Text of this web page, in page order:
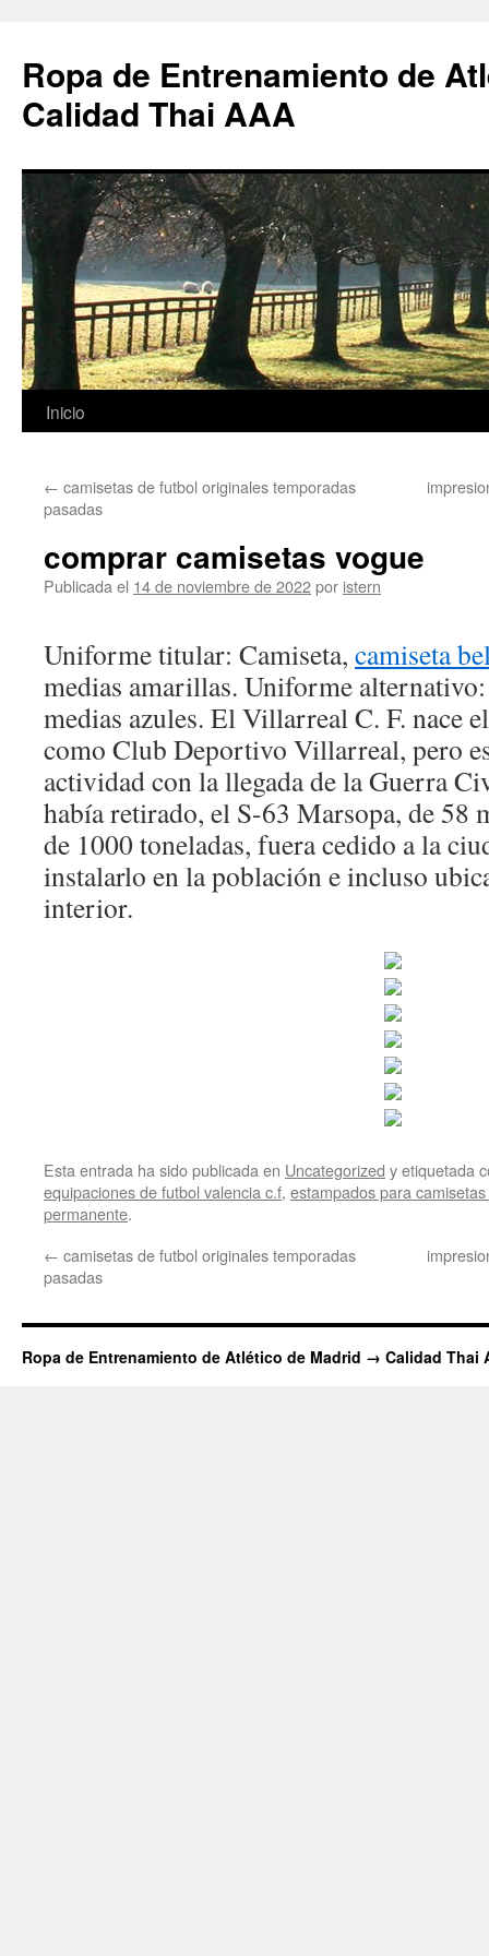
Ropa de Entrenamiento de
Calidad Thai AAA
Saltar
contenido
Inicio
← camisetas de futbol originales temporadas
pasadas
comprar camisetas vogue
Publicada el 14 de noviembre de 2022por istern
Uniforme titular: Camiseta, camiseta
medias amarillas. Uniforme
medias azules. El Villarreal C. F. nace
como Club Deportivo Villarreal, pero
actividad con la llegada de la Guerra
había retirado, el S-63 Marsopa, de 58
de 1000 toneladas, fuera cedido a la
instalarlo en la población e incluso
interior.
Esta entrada ha sido publicada en Uncategorized y etiquetada
equipaciones de futbol valencia c.f, estampados para
permanente.
← camisetas de futbol originales temporadas
pasadas
Ropa de Entrenamiento de Atlético de Madrid → Calidad Thai